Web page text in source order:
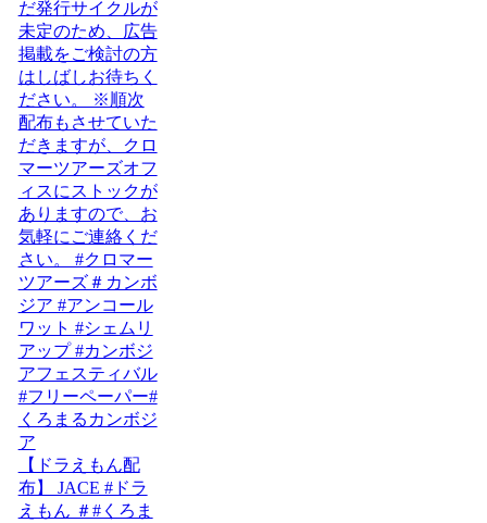
【ドラえもん配
布】 JACE #ドラ
えもん ＃#くろま